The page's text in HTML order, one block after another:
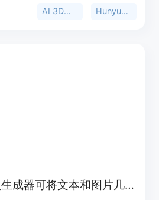
3D模型。主要优点包括生成速
AI 3D模型生成 Hunyuan 3D
Tripo AI 3D 模型生成器可将文本和图片几秒内转为可用于生产的3D模型。